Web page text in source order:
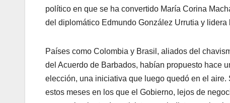
político en que se ha convertido María Corina
del diplomático Edmundo González Urrutia y
Países como Colombia y Brasil, aliados del
del Acuerdo de Barbados, habían propuesto hace
elección, una iniciativa que luego quedó en el
estos meses en los que el Gobierno, lejos de